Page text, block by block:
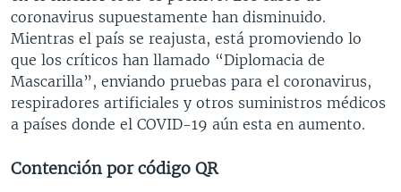
coronavirus supuestamente han disminuido.
Mientras el país se reajusta, está promoviendo lo
que los críticos han llamado “Diplomacia de
Mascarilla”, enviando pruebas para el coronavirus,
respiradores artificiales y otros suministros médicos
a países donde el COVID-19 aún esta en aumento.
Contención por código QR